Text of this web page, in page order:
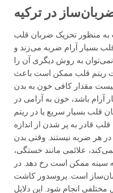
در ترکیه
منظور تحریک ضربان قلب
بسیار آرام ضربه می‌زند و
به روش دیگری آن را
ریتم قلب ممکن است باعث
مقدار کافی خون به بدن
باشد، خون به آرامی در
قلب بسیار سریع یا در ریتم
قادر به پر شدن از اندازه
هر ضربه نیستند. وقتی بدن
علائمی مانند خستگی،
سینه ممکن است رخ دهد. در
است. پروسدور کاشت
مختلفی انجام شود. این دلایل